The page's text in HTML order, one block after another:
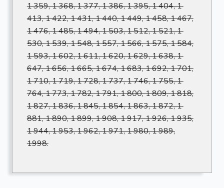
1 359, 1 368, 1 377, 1 386, 1 395, 1 404, 1
413, 1 422, 1 431, 1 440, 1 449, 1 458, 1 467,
1 476, 1 485, 1 494, 1 503, 1 512, 1 521, 1
530, 1 539, 1 548, 1 557, 1 566, 1 575, 1 584,
1 593, 1 602, 1 611, 1 620, 1 629, 1 638, 1
647, 1 656, 1 665, 1 674, 1 683, 1 692, 1 701,
1 710, 1 719, 1 728, 1 737, 1 746, 1 755, 1
764, 1 773, 1 782, 1 791, 1 800, 1 809, 1 818,
1 827, 1 836, 1 845, 1 854, 1 863, 1 872, 1
881, 1 890, 1 899, 1 908, 1 917, 1 926, 1 935,
1 944, 1 953, 1 962, 1 971, 1 980, 1 989,
1998.